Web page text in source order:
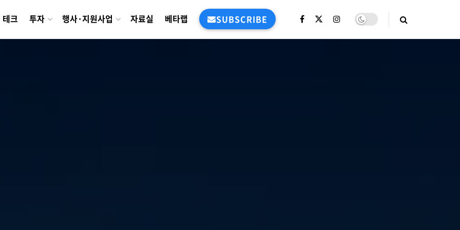
테크 투자 행사·지원사업 자료실 베타랩 SUBSCRIBE